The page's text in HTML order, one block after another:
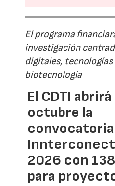
El programa
investigación
digitales,
biotecnología
El CDTI
octubre la
convocatoria
2026 con
para